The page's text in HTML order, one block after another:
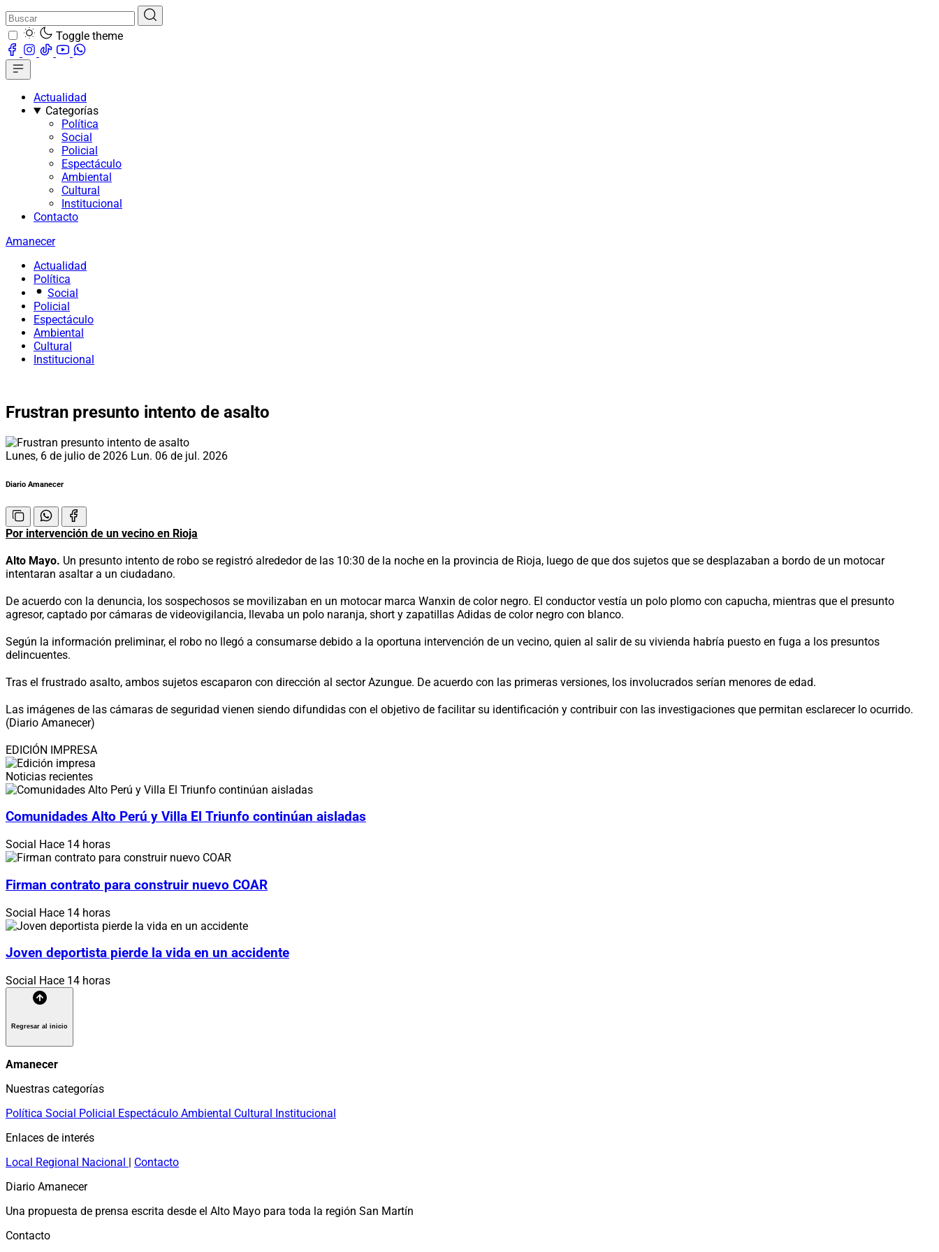
Toggle theme
Actualidad
Categorías
Política
Social
Policial
Espectáculo
Ambiental
Cultural
Institucional
Contacto
Amanecer
Actualidad
Política
Social
Policial
Espectáculo
Ambiental
Cultural
Institucional
Frustran presunto intento de asalto
Lunes, 6 de julio de 2026 Lun. 06 de jul. 2026
Diario Amanecer
Por intervención de un vecino en Rioja
Alto Mayo. Un presunto intento de robo se registró alrededor de las 10:30 de la noche en la provincia de Rioja, luego de que dos sujetos que se desplazaban a bordo de un motocar
intentaran asaltar a un ciudadano.
De acuerdo con la denuncia, los sospechosos se movilizaban en un motocar marca Wanxin de color negro. El conductor vestía un polo plomo con capucha, mientras que el presunto
agresor, captado por cámaras de videovigilancia, llevaba un polo naranja, short y zapatillas Adidas de color negro con blanco.
Según la información preliminar, el robo no llegó a consumarse debido a la oportuna intervención de un vecino, quien al salir de su vivienda habría puesto en fuga a los presuntos
delincuentes.
Tras el frustrado asalto, ambos sujetos escaparon con dirección al sector Azungue. De acuerdo con las primeras versiones, los involucrados serían menores de edad.
Las imágenes de las cámaras de seguridad vienen siendo difundidas con el objetivo de facilitar su identificación y contribuir con las investigaciones que permitan esclarecer lo ocurrido.
(Diario Amanecer)
EDICIÓN IMPRESA
Noticias recientes
Comunidades Alto Perú y Villa El Triunfo continúan aisladas
Social Hace 14 horas
Firman contrato para construir nuevo COAR
Social Hace 14 horas
Joven deportista pierde la vida en un accidente
Social Hace 14 horas
Regresar al inicio
Amanecer
Nuestras categorías
Política Social Policial Espectáculo Ambiental Cultural Institucional
Enlaces de interés
Local Regional Nacional | Contacto
Diario Amanecer
Una propuesta de prensa escrita desde el Alto Mayo para toda la región San Martín
Contacto